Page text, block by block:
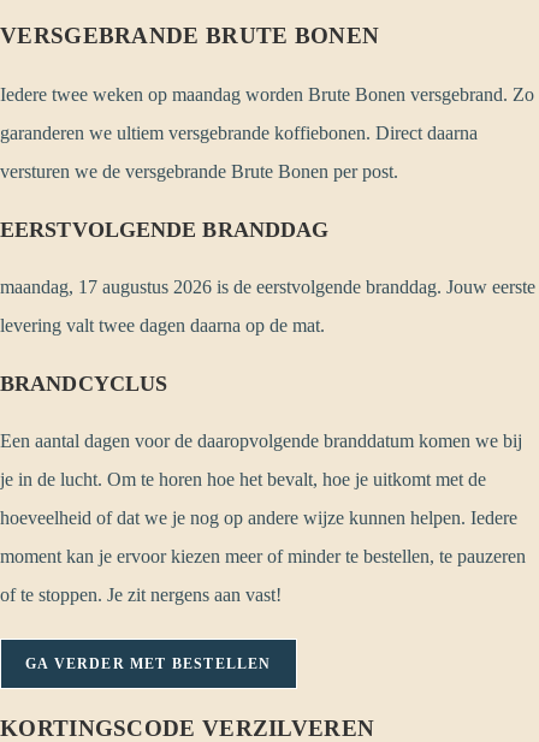
VERSGEBRANDE BRUTE BONEN
Iedere twee weken op maandag worden Brute Bonen versgebrand. Zo
garanderen we ultiem versgebrande koffiebonen. Direct daarna
versturen we de versgebrande Brute Bonen per post.
EERSTVOLGENDE BRANDDAG
maandag, 17 augustus 2026 is de eerstvolgende branddag. Jouw eerste
levering valt twee dagen daarna op de mat.
BRANDCYCLUS
Een aantal dagen voor de daaropvolgende branddatum komen we bij
je in de lucht. Om te horen hoe het bevalt, hoe je uitkomt met de
hoeveelheid of dat we je nog op andere wijze kunnen helpen. Iedere
moment kan je ervoor kiezen meer of minder te bestellen, te pauzeren
of te stoppen. Je zit nergens aan vast!
GA VERDER MET BESTELLEN
KORTINGSCODE VERZILVEREN